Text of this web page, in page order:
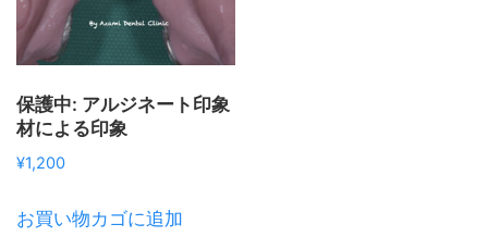
保護中: アルジネート印象
材による印象
¥1,200
お買い物カゴに追加